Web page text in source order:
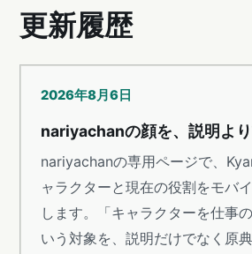
更新履歴
2026年8月6日
nariyachanの顔を、説明よ
nariyachanの専用ページで、
ャラクターと現在の役割をモバ
します。「キャラクターを仕事
いう対象を、説明だけでなく原